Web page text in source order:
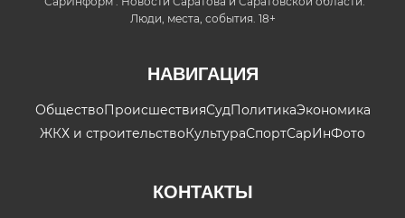
Люди, места, события. 18+
НАВИГАЦИЯ
ОбществоПроисшествияСудПолитикаЭкономика
ЖКХ и строительствоКультураСпортСарИнФото
КОНТАКТЫ